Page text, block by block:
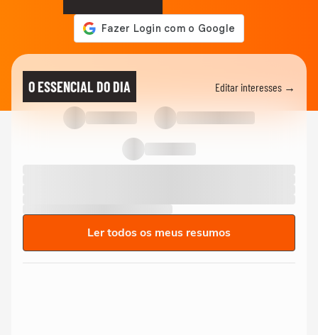
O ESSENCIAL DO DIA Editar interesses →
Ler todos os meus resumos